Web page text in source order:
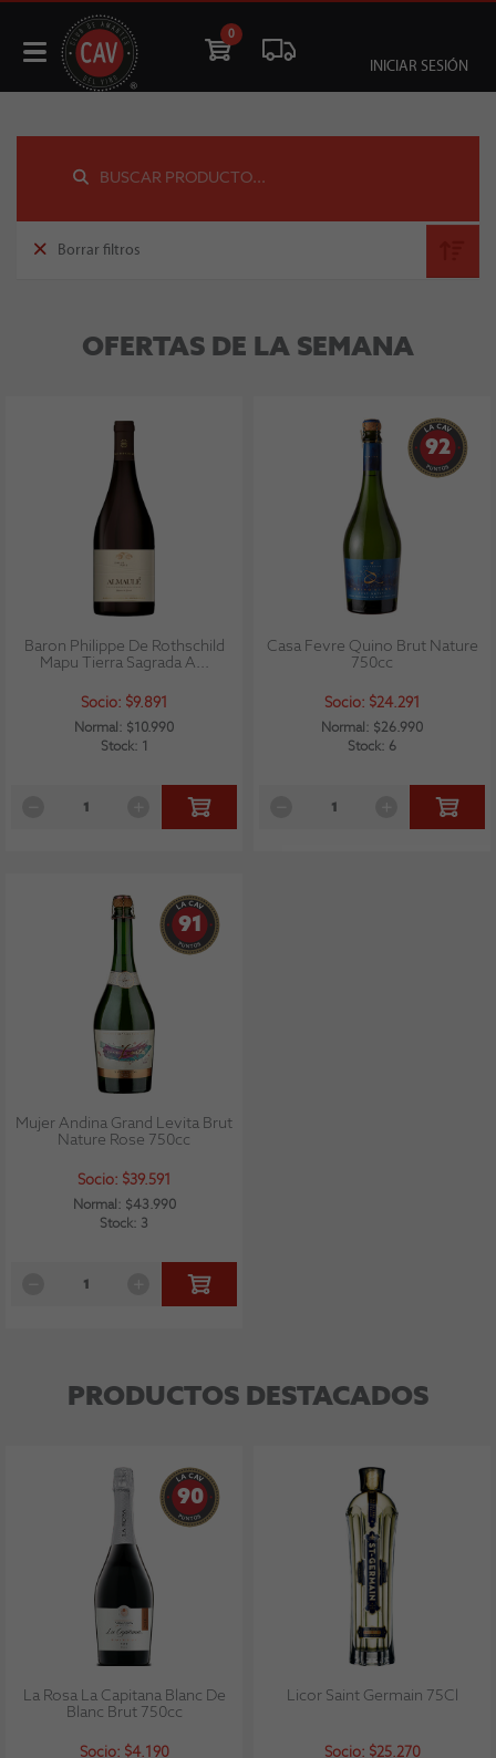
0
INICIAR SESIÓN
Borrar filtros
OFERTAS DE LA SEMANA
Baron Philippe De Rothschild
Mapu Tierra Sagrada A...
Socio: $9.891
Normal: $10.990
Stock: 1
92
Casa Fevre Quino Brut Nature
750cc
Socio: $24.291
Normal: $26.990
Stock: 6
91
Mujer Andina Grand Levita Brut
Nature Rose 750cc
Socio: $39.591
Normal: $43.990
Stock: 3
PRODUCTOS DESTACADOS
90
La Rosa La Capitana Blanc De
Blanc Brut 750cc
Socio: $4.190
Licor Saint Germain 75Cl
Socio: $25.270